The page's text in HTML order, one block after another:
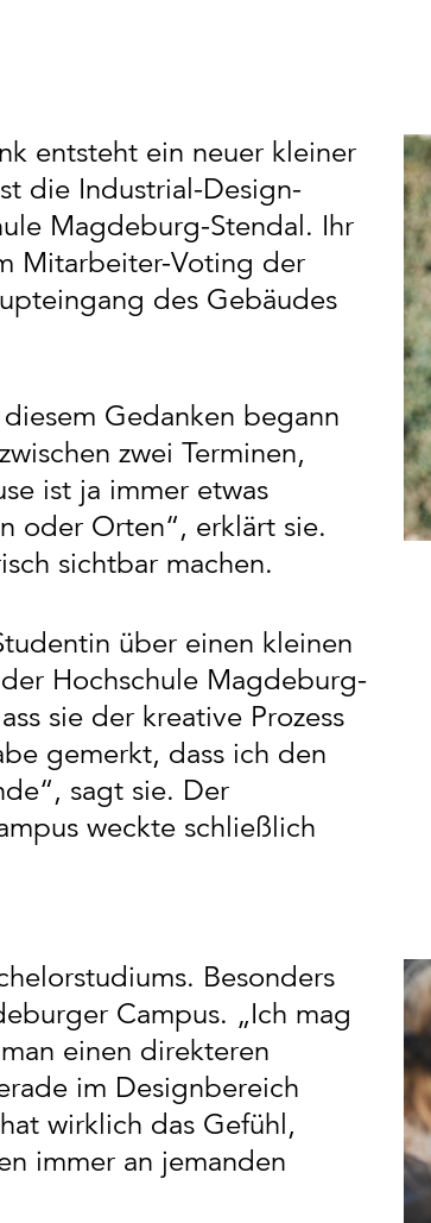
entsteht ein neuer kleiner
die Industrial-Design-
Magdeburg-Stendal. Ihr
Mitarbeiter-Voting der
des Gebäudes
Gedanken begann
zwei Terminen,
ist ja immer etwas
oder Orten“, erklärt sie.
sichtbar machen.
über einen kleinen
Hochschule Magdeburg-
sie der kreative Prozess
gemerkt, dass ich den
sagt sie. Der
weckte schließlich
Besonders
Campus. „Ich mag
einen direkteren
im Designbereich
wirklich das Gefühl,
immer an jemanden